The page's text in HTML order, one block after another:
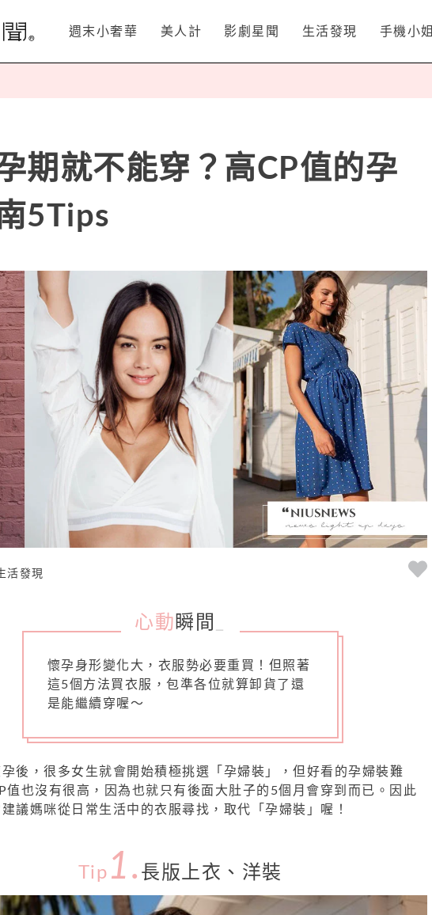
週末小奢華 美人計 影劇星聞 生活發現 手機小姐
期就不能穿？高CP值的孕
5Tips
活發現
心動 瞬間
懷孕身形變化大，衣服勢必要重買！但照著
這5個方法買衣服，包準各位就算卸貨了還
是能繼續穿喔～
後，很多女生就會開始積極挑選「孕婦裝」，但好看的孕婦裝難
值也沒有很高，因為也就只有後面大肚子的5個月會穿到而已。因此
議媽咪從日常生活中的衣服尋找，取代「孕婦裝」喔！
Tip 1. 長版上衣、洋裝